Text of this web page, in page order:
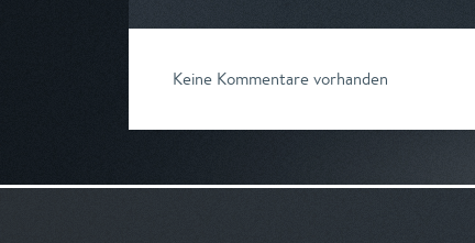
Keine Kommentare vorhanden